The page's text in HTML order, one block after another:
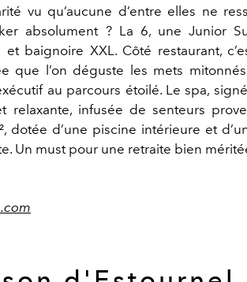
vu qu’aucune d’entre elles ne
absolument ? La 6, une Junior
baignoire XXL. Côté restaurant,
que l’on déguste les mets
au parcours étoilé. Le spa,
relaxante, infusée de senteurs
dotée d’une piscine intérieure et
Un must pour une retraite bien